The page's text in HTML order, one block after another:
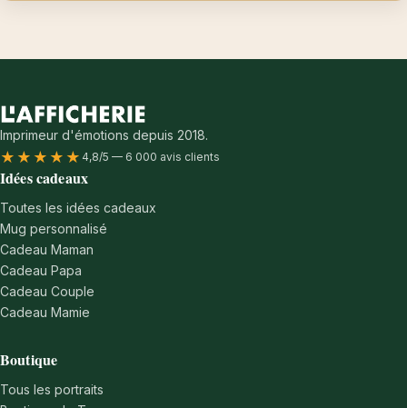
Imprimeur d'émotions depuis 2018.
★★★★★ 4,8/5 — 6 000 avis clients
Idées cadeaux
Toutes les idées cadeaux
Mug personnalisé
Cadeau Maman
Cadeau Papa
Cadeau Couple
Cadeau Mamie
Boutique
Tous les portraits